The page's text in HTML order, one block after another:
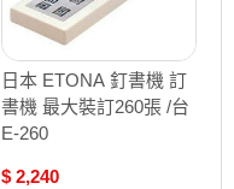
日本 ETONA 釘書機 訂
書機 最大裝訂260張 /台
E-260
$ 2,240